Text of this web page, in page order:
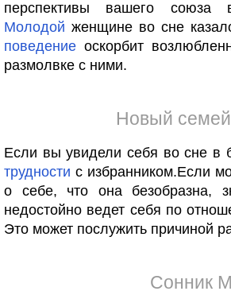
перспективы вашего союза
Молодой женщине во сне
поведение оскорбит
размолвке с ними.
Новый
Если вы увидели себя во сне в
трудности с избранником.Если
о себе, что она безобразна,
недостойно ведет себя по
Это может послужить причиной
Сонник